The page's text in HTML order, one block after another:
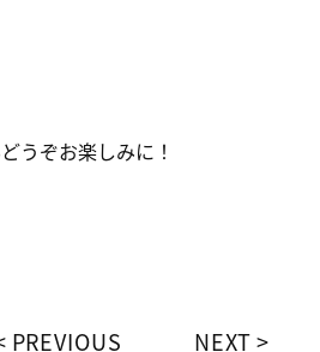
うぞお楽しみに！
PREVIOUS NEXT